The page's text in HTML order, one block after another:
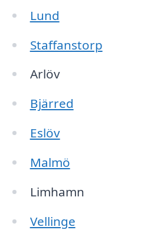
Lund
Staffanstorp
Arlöv
Bjärred
Eslöv
Malmö
Limhamn
Vellinge